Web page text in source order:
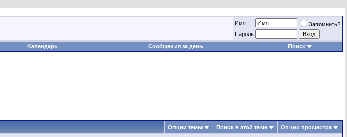
Имя
Запомнить?
Пароль
Календарь Сообщения за день Поиск
Опции темы Поиск в этой теме Опции просмотра